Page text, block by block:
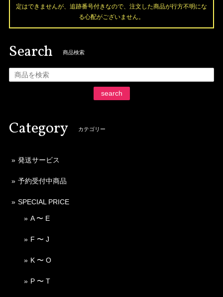
定はできませんが、追跡番号付きなので、注文した商品が行方不明にな
る心配がございません。
Search 商品検索
search
Category カテゴリー
発送サービス
予約受付中商品
SPECIAL PRICE
A 〜 E
F 〜 J
K 〜 O
P 〜 T